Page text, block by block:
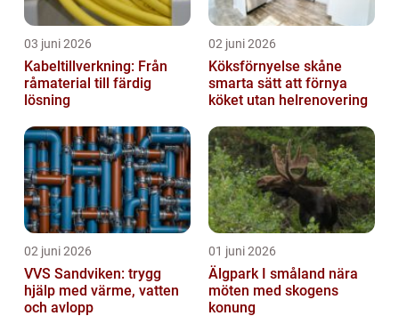
03 juni 2026
Kabeltillverkning: Från
råmaterial till färdig
lösning
02 juni 2026
Köksförnyelse skåne
smarta sätt att förnya
köket utan helrenovering
02 juni 2026
VVS Sandviken: trygg
hjälp med värme, vatten
och avlopp
01 juni 2026
Älgpark I småland nära
möten med skogens
konung